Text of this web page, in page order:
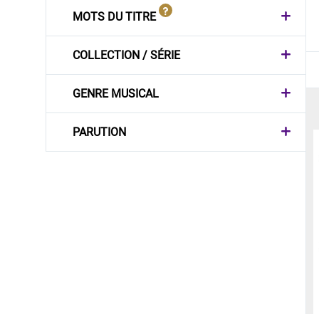
MOTS DU TITRE
COLLECTION / SÉRIE
GENRE MUSICAL
PARUTION